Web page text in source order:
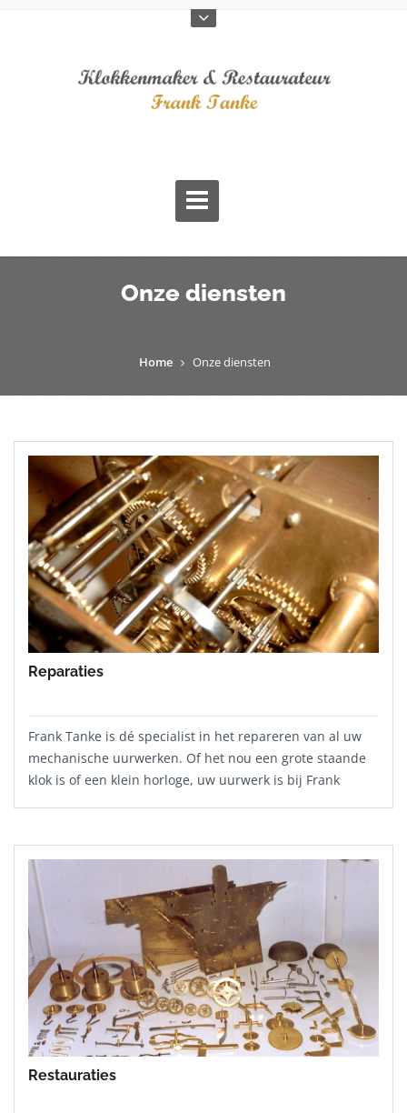
Onze diensten
Home Onze diensten
Reparaties
Frank Tanke is dé specialist in het repareren van al uw
mechanische uurwerken. Of het nou een grote staande
klok is of een klein horloge, uw uurwerk is bij Frank
Restauraties